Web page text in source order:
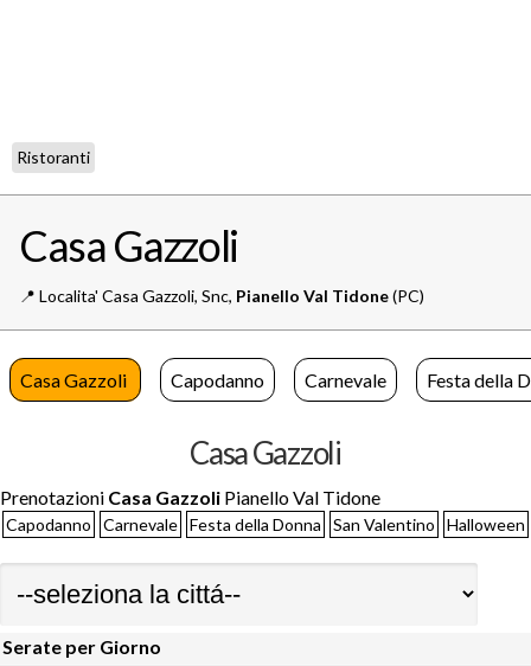
Ristoranti
Casa Gazzoli
📍️ Localita' Casa Gazzoli, Snc, Pianello Val Tidone(PC)
Casa Gazzoli Capodanno Carnevale Festa della
Casa Gazzoli
Prenotazioni Casa Gazzoli Pianello Val Tidone
Capodanno Carnevale Festa della Donna San Valentino Halloween
Serate per Giorno